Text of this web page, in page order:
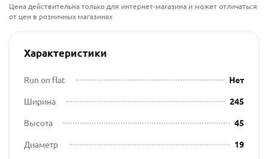
Цена действительна только для интернет-магазина и может отличаться
от цен в розничных магазинах
Характеристики
Run on flat
Нет
Ширина
245
Высота
45
Диаметр
19